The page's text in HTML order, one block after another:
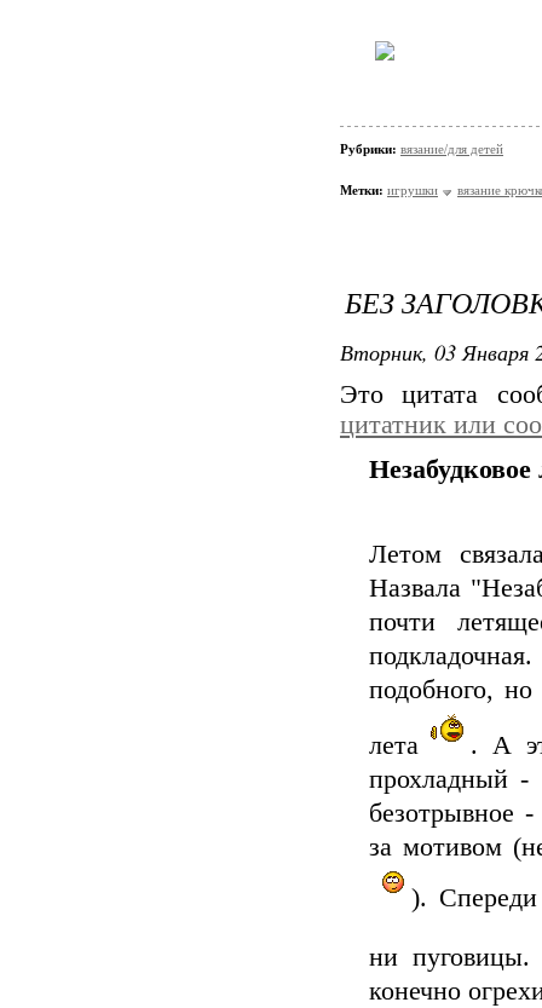
Рубрики: вязание/для детей
Метки: игрушки вязание
БЕЗ
Вторник, 03 Января
Это цитата
цитатник или
Летом
Назвала
почти
подобного,
лета
. А
прохладный -
безотрывное
за мотивом
). Спереди
ни
конечно